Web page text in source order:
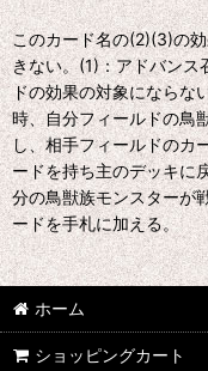
このカード名の(2)(3)の
きない。(1)：アドバン
ドの効果の対象にならな
時、自分フィールドの鳥
し、相手フィールドのカ
ードを持ち主のデッキに
分の鳥獣族モンスターが
ードを手札に加える。
ホーム
ショッピングカート